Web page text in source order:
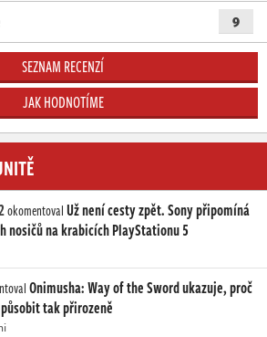
9
SEZNAM RECENZÍ
JAK HODNOTÍME
okomentovalUž není cesty zpět. Sony připomíná
nosičů na krabicích PlayStationu 5
Onimusha: Way of the Sword ukazuje, proč
tak přirozeně